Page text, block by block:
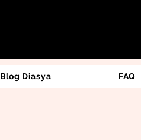
Blog Diasya FAQ